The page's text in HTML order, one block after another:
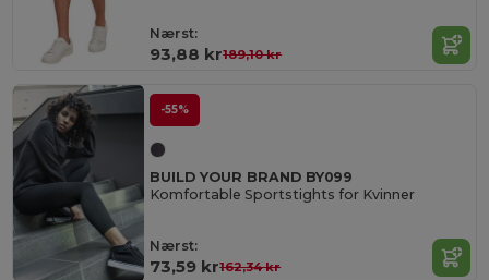
Nærst:
93,88 kr189,10 kr
-55%
BUILD YOUR BRAND BY099
Komfortable Sportstights for Kvinner
Nærst:
73,59 kr162,34 kr